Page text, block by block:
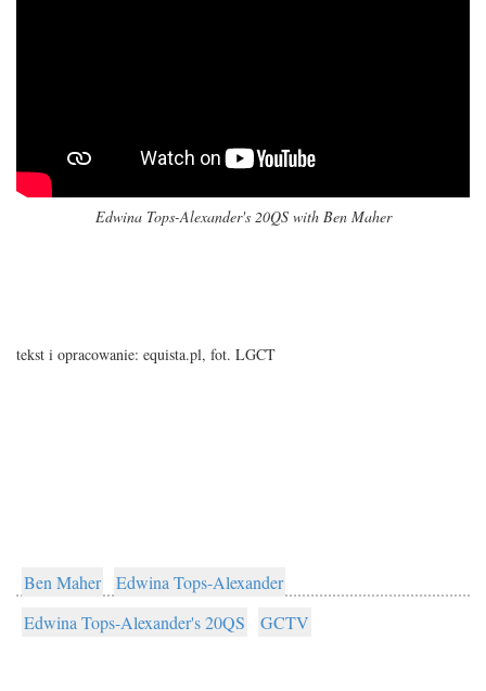
Edwina Tops-Alexander's 20QS with Ben Maher
tekst i opracowanie: equista.pl, fot. LGCT
Ben Maher
Edwina Tops-Alexander
Edwina Tops-Alexander's 20QS
GCTV